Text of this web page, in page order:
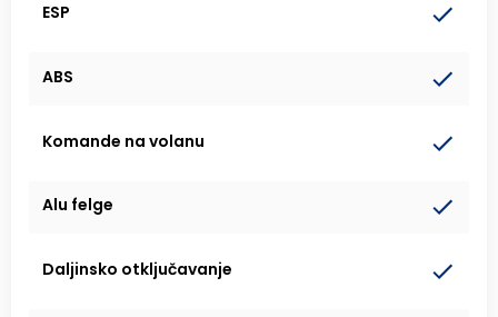
ESP
ABS
Komande na volanu
Alu felge
Daljinsko otključavanje